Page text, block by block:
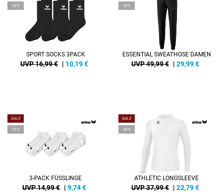
-40%
SPORT SOCKS 3PACK
UVP 16,99 € | 10,19€
-40%
ESSENTIAL SWEATHOSE DAMEN
UVP 49,99 € | 29,99€
SALE
-35%
3-PACK FÜSSLINGE
UVP 14,99 € | 9,74€
SALE
-40%
ATHLETIC LONGSLEEVE
UVP 37,99 € | 22,79€